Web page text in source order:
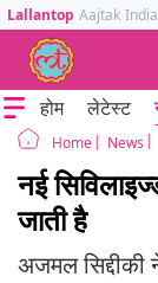
Lallantop Aajtak
होम लेटेस्ट
Home News
नई
जाती है
अजमल